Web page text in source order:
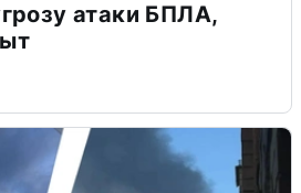
атаки БПЛА,